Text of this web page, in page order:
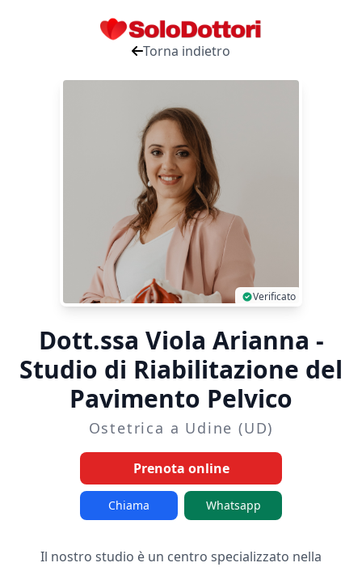
Torna indietro
Verificato
Dott.ssa Viola Arianna -
Studio di Riabilitazione del
Pavimento Pelvico
Ostetrica a Udine (UD)
Prenota online
Chiama Whatsapp
Il nostro studio è un centro specializzato nella